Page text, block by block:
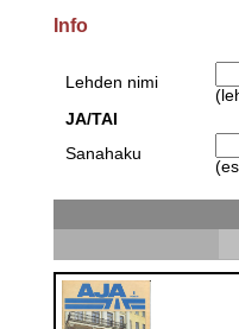
Info
Lehden nimi
JA/TAI
Sanahaku